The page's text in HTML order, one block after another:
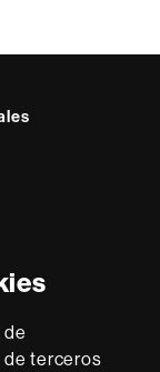
de
de terceros